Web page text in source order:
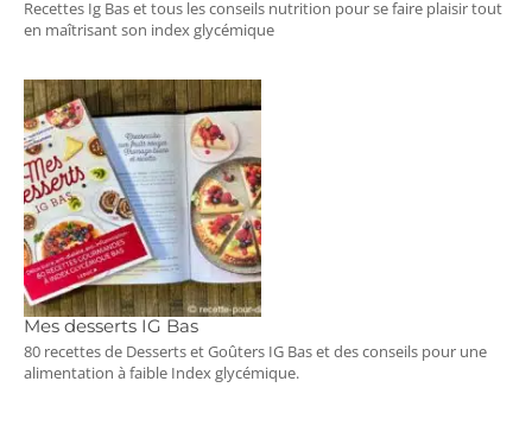
Recettes Ig Bas et tous les conseils nutrition pour se faire plaisir tout
en maîtrisant son index glycémique
Mes desserts IG Bas
80 recettes de Desserts et Goûters IG Bas et des conseils pour une
alimentation à faible Index glycémique.